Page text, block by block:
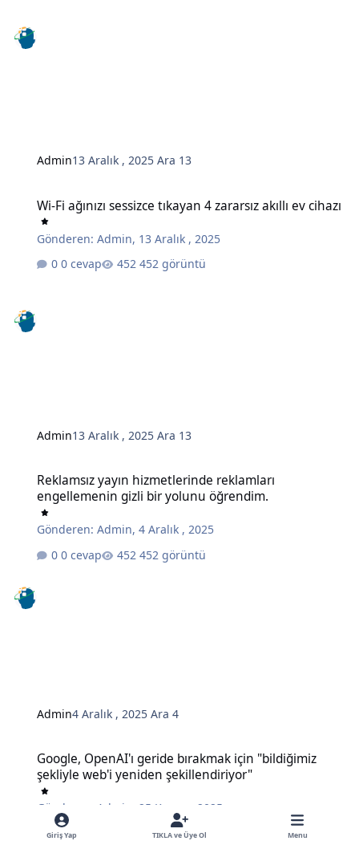
Admin13 Aralık , 2025Ara 13
Wi-Fi ağınızı sessizce tıkayan 4 zararsız akıllı ev cihazı
Gönderen:Admin, 13 Aralık , 2025
0 cevap
452 görüntü
Admin13 Aralık , 2025Ara 13
Reklamsız yayın hizmetlerinde reklamları
engellemenin gizli bir yolunu öğrendim.
Gönderen:Admin,4 Aralık , 2025
0 cevap
452 görüntü
Admin4 Aralık , 2025Ara 4
Google, OpenAI'ı geride bırakmak için "bildiğimiz
şekliyle web'i yeniden şekillendiriyor"
Gönderen: Admin
25 Kasım , 2025
0 cevap
495 görüntü
Giriş Yap TIKLA ve Üye Ol Menu